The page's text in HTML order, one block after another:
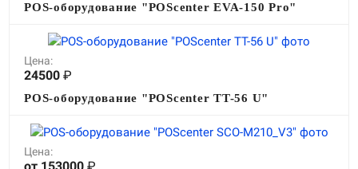
POS-оборудование "POScenter EVA-150 Pro"
Цена:
24500 ₽
POS-оборудование "POScenter TT-56 U"
Цена: